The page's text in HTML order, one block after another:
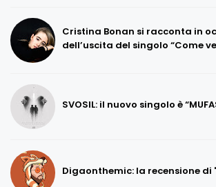
Cristina Bonan si racconta in
dell’uscita del singolo “Come
SVOSIL: il nuovo singolo è
Digaonthemic: la recensione